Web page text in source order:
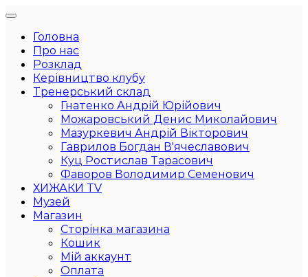
Головна
Про нас
Розклад
Керівництво клубу
Тренерський склад
Гнатенко Андрій Юрійович
Можаровський Денис Миколайович
Мазуркевич Андрій Вікторович
Гаврилов Богдан В'ячеславович
Куц Ростислав Тарасович
Фаворов Володимир Семенович
ХИЖАКИ TV
Музей
Магазин
Сторінка магазина
Кошик
Мій аккаунт
Оплата